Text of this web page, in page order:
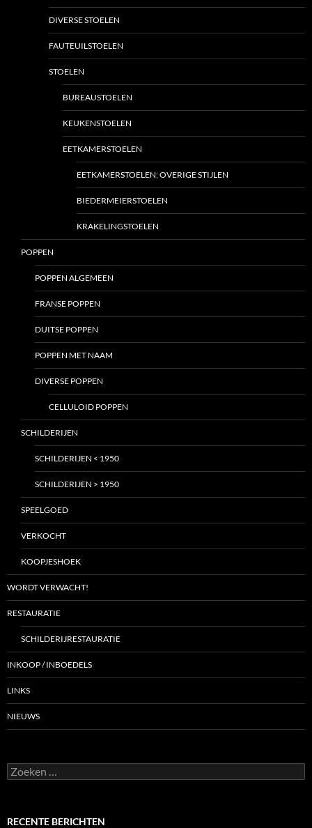
DIVERSE STOELEN
FAUTEUILSTOELEN
STOELEN
BUREAUSTOELEN
KEUKENSTOELEN
EETKAMERSTOELEN
EETKAMERSTOELEN; OVERIGE STIJLEN
BIEDERMEIERSTOELEN
KRAKELINGSTOELEN
POPPEN
POPPEN ALGEMEEN
FRANSE POPPEN
DUITSE POPPEN
POPPEN MET NAAM
DIVERSE POPPEN
CELLULOID POPPEN
SCHILDERIJEN
SCHILDERIJEN < 1950
SCHILDERIJEN > 1950
SPEELGOED
VERKOCHT
KOOPJESHOEK
WORDT VERWACHT!
RESTAURATIE
SCHILDERIJRESTAURATIE
INKOOP / INBOEDELS
LINKS
NIEUWS
Zoeken
naar:
RECENTE BERICHTEN